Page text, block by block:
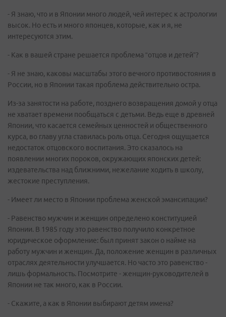
- Я знаю, что и в Японии много людей, чей интерес к астрологии
высок. Но есть и много японцев, которые, как и я, не
интересуются этим.
- Как в вашей стране решается проблема “отцов и детей”?
- Я не знаю, каковы масштабы этого вечного противостояния в
России, но в Японии такая проблема действительно остра.
Из-за занятости на работе, позднего возвращения домой у отца
не хватает времени пообщаться с детьми. Ведь еще в древней
Японии, что касается семейных ценностей и общественного
курса, во главу угла ставилась роль отца. Сегодня ощущается
недостаток отцовского воспитания. Это сказалось на
появлении многих пороков, окружающих японских детей:
издевательства над ближними, нежелание ходить в школу,
жестокие преступления.
- Имеет ли место в Японии проблема женской эмансипации?
- Равенство мужчин и женщин определено конституцией
Японии. В 1985 году это равенство получило конкретное
юридическое оформление: был принят закон о найме на
работу мужчин и женщин. Да, положение женщин в различных
отраслях деятельности улучшается. Но часто это равенство -
лишь формальность. Посмотрите - женщин-руководителей в
Японии не так много, как в России.
- Скажите, а как в Японии выбирают детям имена?